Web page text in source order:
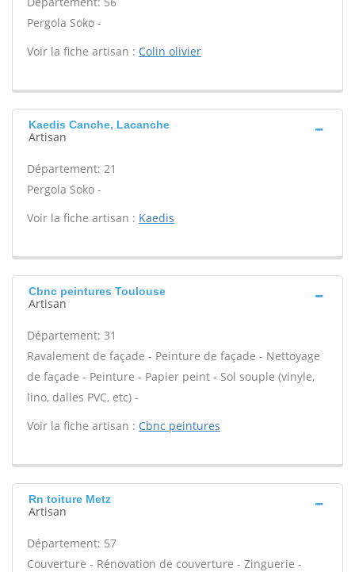
Pergola Soko -
Voir la fiche artisan : Colin olivier
Kaedis Canche, Lacanche
Artisan
Département: 21
Pergola Soko -
Voir la fiche artisan : Kaedis
Cbnc peintures Toulouse
Artisan
Département: 31
Ravalement de façade - Peinture de façade - Nettoyage
de façade - Peinture - Papier peint - Sol souple (vinyle,
lino, dalles PVC, etc) -
Voir la fiche artisan : Cbnc peintures
Rn toiture Metz
Artisan
Département: 57
Couverture - Rénovation de couverture - Zinguerie -